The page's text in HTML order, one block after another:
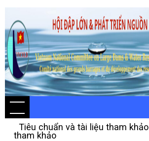
Tiêu chuẩn và tài liệu tham khảo
tham khảo